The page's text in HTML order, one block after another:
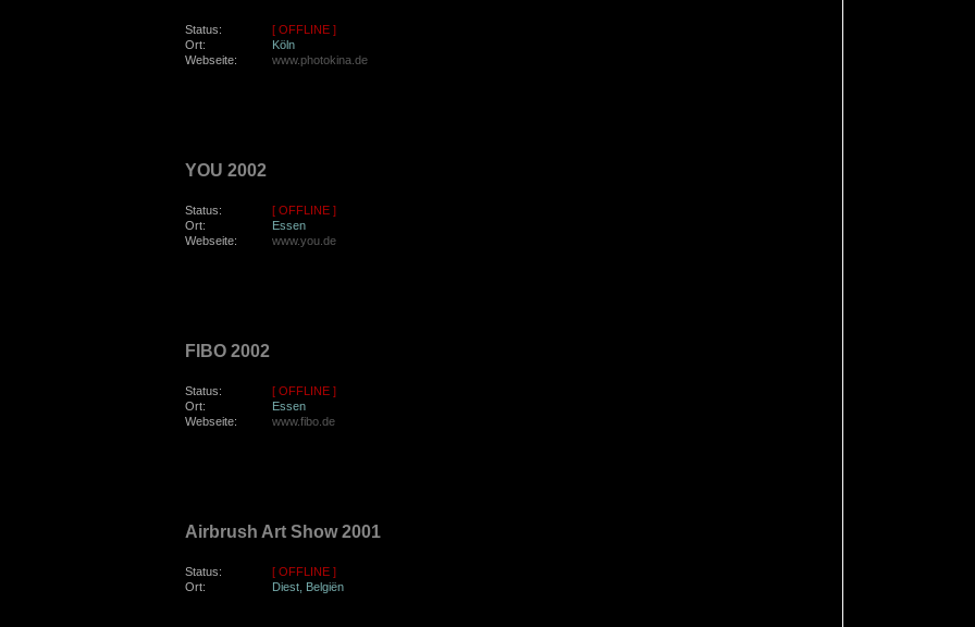
Status:
[ OFFLINE ]
Ort:
Köln
Webseite:
www.photokina.de
YOU 2002
Status:
[ OFFLINE ]
Ort:
Essen
Webseite:
www.you.de
FIBO 2002
Status:
[ OFFLINE ]
Ort:
Essen
Webseite:
www.fibo.de
Airbrush Art Show 2001
Status:
[ OFFLINE ]
Ort:
Diest, Belgiën